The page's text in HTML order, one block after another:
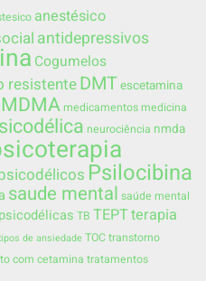
anestésico
antidepressivos
Cogumelos
resistenteDMTescetamina
MDMA medicamentos medicina
neurociência nmda
Psilocibina
saude mental saúde mental
TB TEPTterapia
de ansiedade TOCtranstorno
com cetamina tratamentos